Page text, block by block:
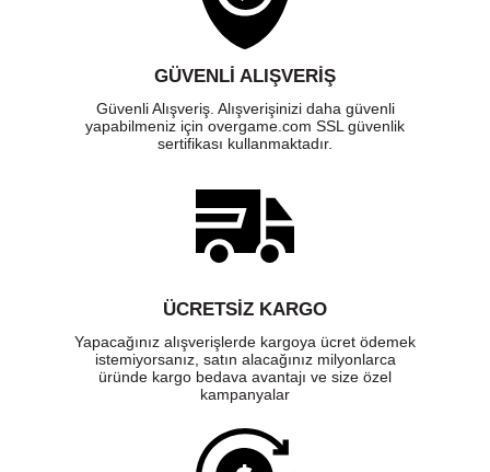
GÜVENLI ALIŞVERIŞ
Güvenli Alışveriş. Alışverişinizi daha güvenli
yapabilmeniz için overgame.com SSL güvenlik
sertifikası kullanmaktadır.
ÜCRETSIZ KARGO
Yapacağınız alışverişlerde kargoya ücret ödemek
istemiyorsanız, satın alacağınız milyonlarca
üründe kargo bedava avantajı ve size özel
kampanyalar